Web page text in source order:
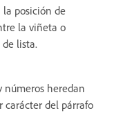
la posición de
la viñeta o
lista.
números heredan
carácter del párrafo